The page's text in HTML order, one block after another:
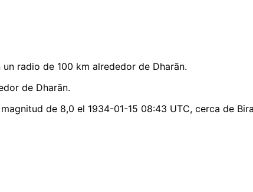
radio de 100 km alrededor de Dharān.
de Dharān.
de 8,0 el 1934-01-15 08:43 UTC, cerca de